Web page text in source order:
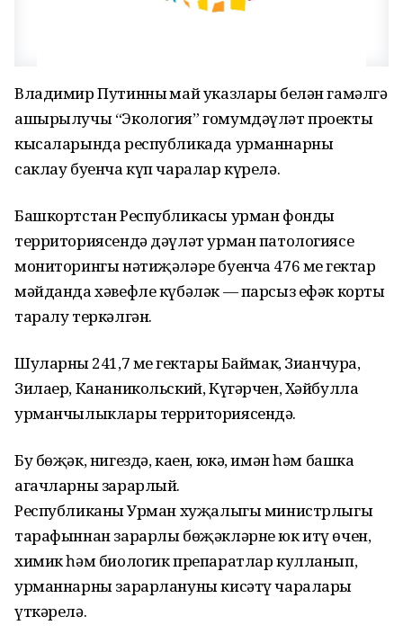
Владимир Путинның май указлары белән гамәлгә
ашырылучы “Экология” гомумдәүләт проекты
кысаларында республикада урманнарны
саклау буенча күп чаралар күрелә.
Башкортстан Республикасы урман фонды
территориясендә дәүләт урман патологиясе
мониторингы нәтиҗәләре буенча 476 мең гектар
мәйданда хәвефле күбәләк — парсыз ефәк корты
таралу теркәлгән.
Шуларның 241,7 мең гектары Баймак, Зианчура,
Зилаер, Кананикольский, Күгәрчен, Хәйбулла
урманчылыклары территориясендә.
Бу бөҗәк, нигездә, каен, юкә, имән һәм башка
агачларны зарарлый.
Республиканың Урман хуҗалыгы министрлыгы
тарафыннан зарарлы бөҗәкләрне юк итү өчен,
химик һәм биологик препаратлар кулланып,
урманнарны зарарлануны кисәтү чаралары
үткәрелә.